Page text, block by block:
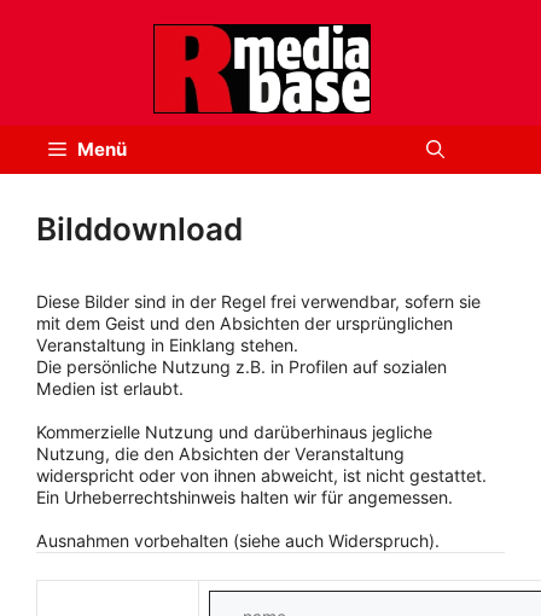
Menü
Bilddownload
Diese Bilder sind in der Regel frei verwendbar, sofern sie
mit dem Geist und den Absichten der ursprünglichen
Veranstaltung in Einklang stehen.
Die persönliche Nutzung z.B. in Profilen auf sozialen
Medien ist erlaubt.
Kommerzielle Nutzung und darüberhinaus jegliche
Nutzung, die den Absichten der Veranstaltung
widerspricht oder von ihnen abweicht, ist nicht gestattet.
Ein Urheberrechtshinweis halten wir für angemessen.
Ausnahmen vorbehalten (siehe auch Widerspruch).